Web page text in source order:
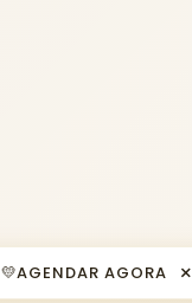
💛AGENDAR AGORA ×